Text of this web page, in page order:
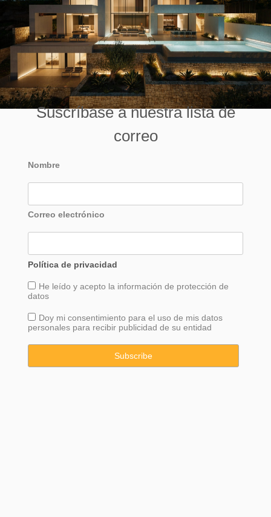
Suscríbase a nuestra lista de
correo
Nombre
Correo electrónico
Política de privacidad
He leído y acepto la información de protección de
datos
Doy mi consentimiento para el uso de mis datos
personales para recibir publicidad de su entidad